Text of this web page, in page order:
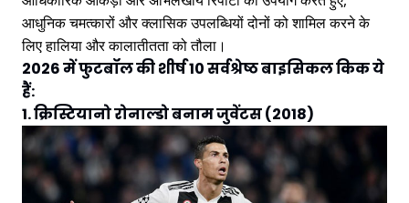
आधुनिक चमत्कारों और क्लासिक उपलब्धियों दोनों को शामिल करने के
लिए हालिया और कालातीतता को तौला।
2026 में फुटबॉल की शीर्ष 10 सर्वश्रेष्ठ बाइसिकल किक ये
हैं:
1. क्रिस्टियानो रोनाल्डो बनाम जुवेंटस (2018)